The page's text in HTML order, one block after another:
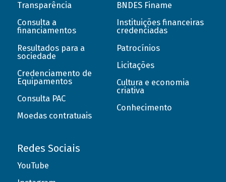
Transparência
Consulta a
financiamentos
Resultados para a
sociedade
Credenciamento de
Equipamentos
Consulta PAC
Moedas contratuais
BNDES Finame
Instituições financeiras
credenciadas
Patrocínios
Licitações
Cultura e economia
criativa
Conhecimento
Redes Sociais
YouTube